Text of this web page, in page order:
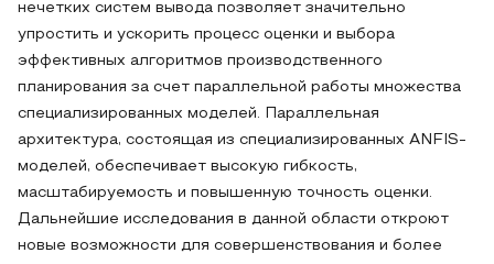
нечетких систем вывода позволяет значительно
упростить и ускорить процесс оценки и выбора
эффективных алгоритмов производственного
планирования за счет параллельной работы множества
специализированных моделей. Параллельная
архитектура, состоящая из специализированных ANFIS-
моделей, обеспечивает высокую гибкость,
масштабируемость и повышенную точность оценки.
Дальнейшие исследования в данной области откроют
новые возможности для совершенствования и более